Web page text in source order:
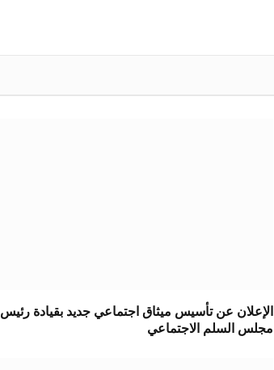
الإعلان عن تأسيس ميثاق اجتماعي جديد بقيادة رئيس
مجلس السلم الاجتماعي